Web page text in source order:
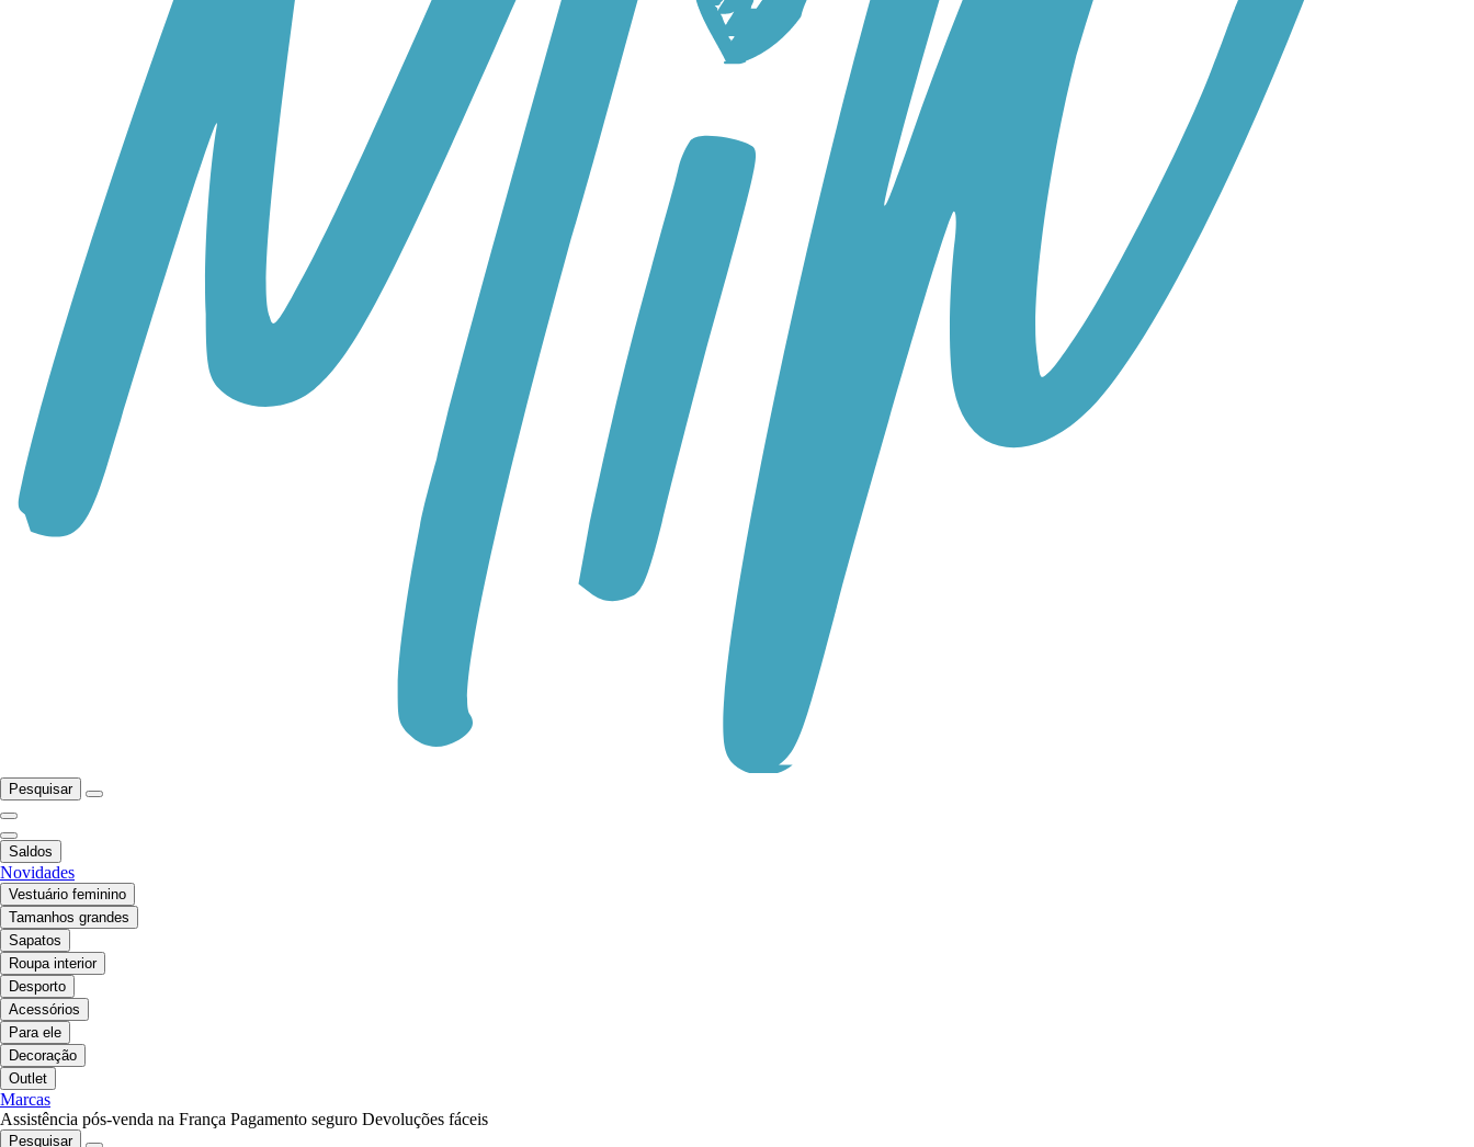
Pesquisar
Saldos
Novidades
Vestuário feminino
Tamanhos grandes
Sapatos
Roupa interior
Desporto
Acessórios
Para ele
Decoração
Outlet
Marcas
Assistência pós-venda na França Pagamento seguro Devoluções fáceis
Pesquisar